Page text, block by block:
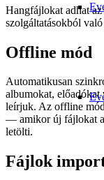
Hangfájlokat adhat
szolgáltatásokból
Offline mód
Automatikusan
albumokat,
leírjuk. Az offline
— amikor új fájlokat
letölti.
Fájlok